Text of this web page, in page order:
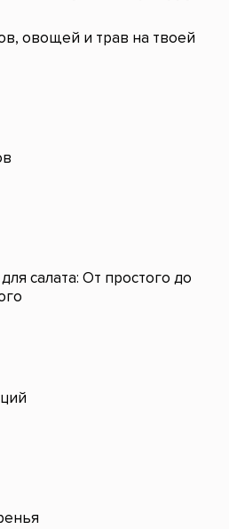
овощей и трав на твоей
салата: От простого до